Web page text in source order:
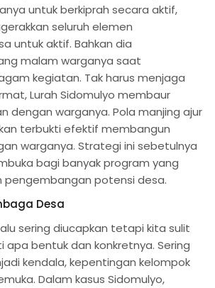
untuk berkiprah secara aktif,
seluruh elemen
untuk aktif. Bahkan dia
malam warganya saat
kegiatan. Tak harus menjaga
Lurah Sidomulyo membaur
dengan warganya. Pola manjing ajur
terbukti efektif membangun
warganya. Strategi ini sebetulnya
bagi banyak program yang
pengembangan potensi desa.
Desa
sering diucapkan tetapi kita sulit
apa bentuk dan konkretnya. Sering
kendala, kepentingan kelompok
Dalam kasus Sidomulyo,